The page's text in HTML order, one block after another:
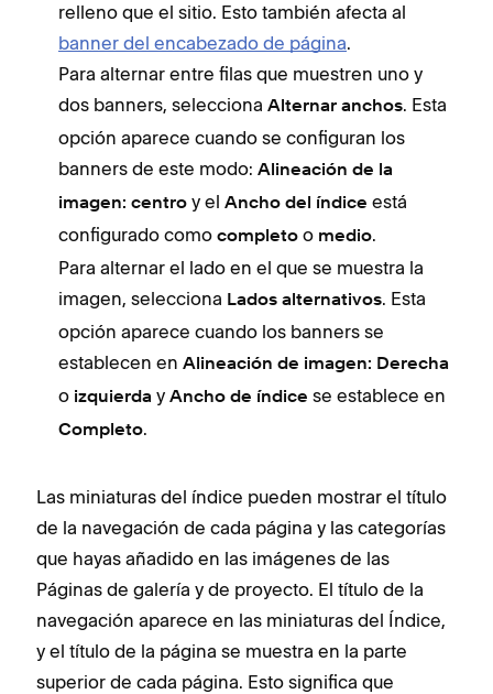
relleno que el sitio. Esto también afecta al
banner del encabezado de página.
Para alternar entre filas que muestren uno y
dos banners, selecciona Alternar anchos. Esta
opción aparece cuando se configuran los
banners de este modo: Alineación de la
imagen: centro y el Ancho del índice está
configurado como completo o medio.
Para alternar el lado en el que se muestra la
imagen, selecciona Lados alternativos. Esta
opción aparece cuando los banners se
establecen en Alineación de imagen: Derecha
o izquierda y Ancho de índice se establece en
Completo.
Las miniaturas del índice pueden mostrar el título
de la navegación de cada página y las categorías
que hayas añadido en las imágenes de las
Páginas de galería y de proyecto. El título de la
navegación aparece en las miniaturas del Índice,
y el título de la página se muestra en la parte
superior de cada página. Esto significa que